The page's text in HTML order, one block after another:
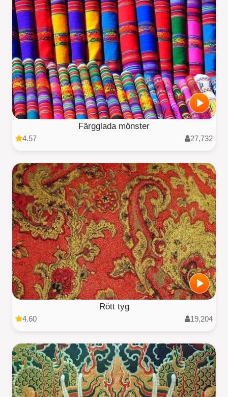
Färgglada mönster
4.57 27,732
Rött tyg
4.60 19,204